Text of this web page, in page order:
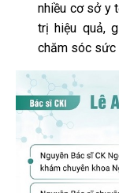
nhiều cơ sở y
trị hiệu quả,
chăm sóc sức